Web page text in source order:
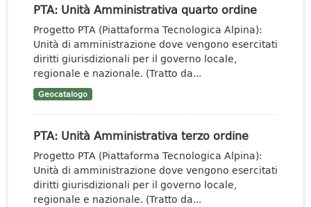
PTA: Unità Amministrativa quarto ordine
Progetto PTA (Piattaforma Tecnologica Alpina):
Unità di amministrazione dove vengono esercitati
diritti giurisdizionali per il governo locale,
regionale e nazionale. (Tratto da...
Geocatalogo
PTA: Unità Amministrativa terzo ordine
Progetto PTA (Piattaforma Tecnologica Alpina):
Unità di amministrazione dove vengono esercitati
diritti giurisdizionali per il governo locale,
regionale e nazionale. (Tratto da...